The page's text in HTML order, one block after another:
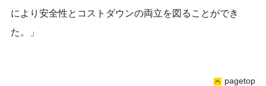
により安全性とコストダウンの両立を図ることができ
た。」
pagetop